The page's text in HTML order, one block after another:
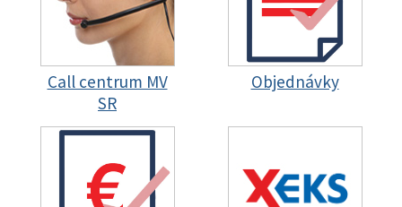
Call centrum MV
SR
Objednávky